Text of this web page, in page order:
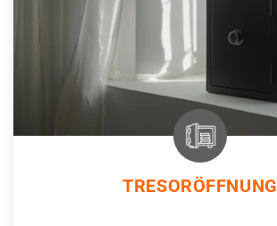
TRESORÖFFNUNG